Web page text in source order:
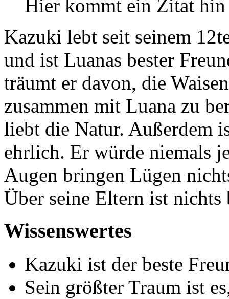
Hier kommt ein Zitat hin
Kazuki lebt seit seinem
und ist Luanas bester
träumt er davon, die
zusammen mit Luana zu
liebt die Natur. Außerdem
ehrlich. Er würde niemals
Augen bringen Lügen
Über seine Eltern ist nichts
Wissenswertes
Kazuki ist der beste
Sein größter Traum ist